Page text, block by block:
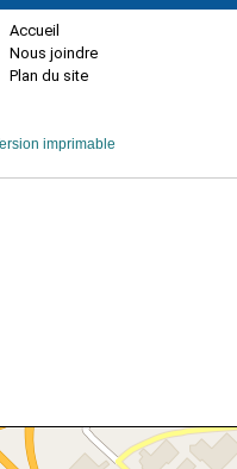
Accueil
Nous joindre
Plan du site
imprimable